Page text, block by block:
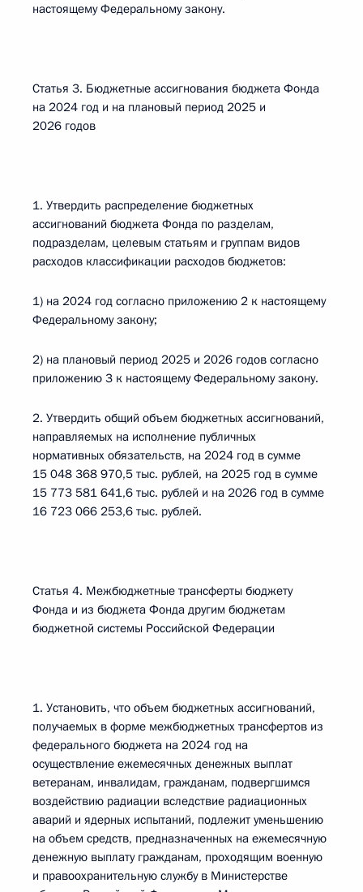
настоящему Федеральному закону.
Статья 3. Бюджетные ассигнования бюджета Фонда
на 2024 год и на плановый период 2025 и
2026 годов
1. Утвердить распределение бюджетных
ассигнований бюджета Фонда по разделам,
подразделам, целевым статьям и группам видов
расходов классификации расходов бюджетов:
1) на 2024 год согласно приложению 2 к настоящему
Федеральному закону;
2) на плановый период 2025 и 2026 годов согласно
приложению 3 к настоящему Федеральному закону.
2. Утвердить общий объем бюджетных ассигнований,
направляемых на исполнение публичных
нормативных обязательств, на 2024 год в сумме
15 048 368 970,5 тыс. рублей, на 2025 год в сумме
15 773 581 641,6 тыс. рублей и на 2026 год в сумме
16 723 066 253,6 тыс. рублей.
Статья 4. Межбюджетные трансферты бюджету
Фонда и из бюджета Фонда другим бюджетам
бюджетной системы Российской Федерации
1. Установить, что объем бюджетных ассигнований,
получаемых в форме межбюджетных трансфертов из
федерального бюджета на 2024 год на
осуществление ежемесячных денежных выплат
ветеранам, инвалидам, гражданам, подвергшимся
воздействию радиации вследствие радиационных
аварий и ядерных испытаний, подлежит уменьшению
на объем средств, предназначенных на ежемесячную
денежную выплату гражданам, проходящим военную
и правоохранительную службу в Министерстве